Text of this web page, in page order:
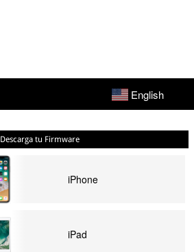
English
Descarga tu Firmware
iPhone
iPad